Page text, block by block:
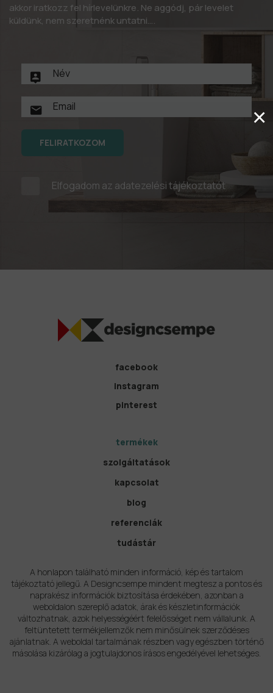
akkor iratkozz fel hírlevelünkre. Ne aggódj, pár levelet
küldünk, nem szeretnénk untatni….
FELIRATKOZOM
Elfogadom az adatezelési tájékoztatót
facebook
instagram
pinterest
termékek
szolgáltatások
kapcsolat
blog
referenciák
tudástár
A honlapon található minden információ, kép és tartalom
tájékoztató jellegű. A Designcsempe mindent megtesz a pontos és
naprakész információk biztosítása érdekében, azonban a
weboldalon szereplő adatok, árak és készletinformációk
változhatnak, azok helyességéért felelősséget nem vállalunk. A
feltüntetett termékjellemzők nem minősülnek szerződéses
ajánlatnak. A weboldal tartalmának részben vagy egészben történő
másolása kizárólag a jogtulajdonos írásos engedélyével lehetséges.
×